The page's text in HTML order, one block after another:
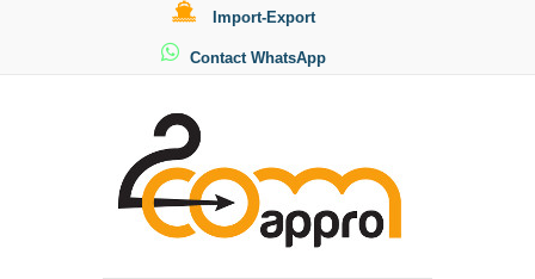
Import-Export
Contact WhatsApp